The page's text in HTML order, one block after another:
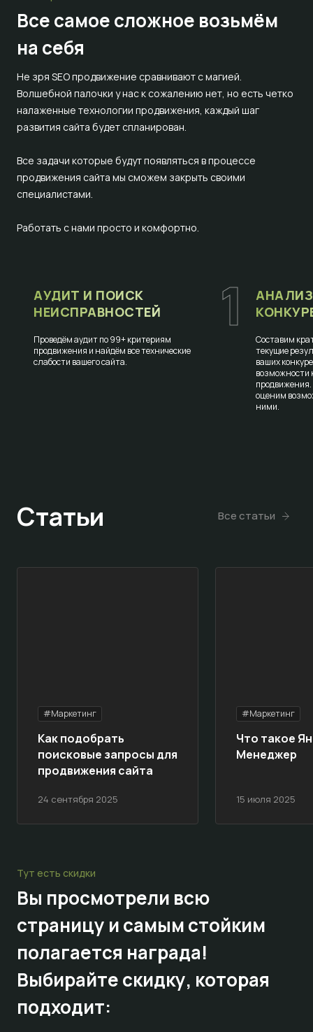
Все самое сложное возьмём
на себя
Не зря SEO продвижение сравнивают с магией.
Волшебной палочки у нас к сожалению нет, но есть четко
налаженные технологии продвижения, каждый шаг
развития сайта будет спланирован.
Все задачи которые будут появляться в процессе
продвижения сайта мы сможем закрыть своими
специалистами.
Работать с нами просто и комфортно.
1
АУДИТ И ПОИСК
НЕИСПРАВНОСТЕЙ
Проведём аудит по 99+ критериям
продвижения и найдём все технические
слабости вашего сайта.
Составим
текущие
ваших
возможности
оценим
ними.
Статьи Все статьи
#Маркетинг
24 сентября 2025
Как подобрать
поисковые запросы для
продвижения сайта
#Маркетинг
15 июля 2025
Что такое
Менеджер
Тут есть скидки
Вы просмотрели всю
страницу и самым стойким
полагается награда!
Выбирайтескидку, которая
подходит: